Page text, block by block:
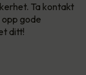
Ta kontakt
gode
ditt!